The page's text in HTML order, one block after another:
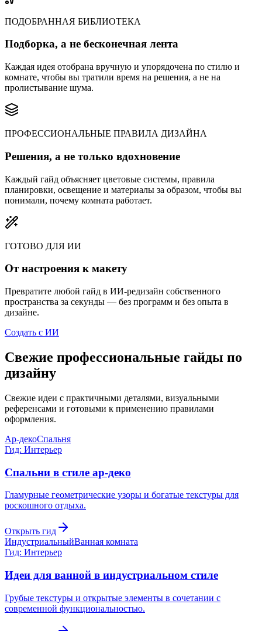
ПОДОБРАННАЯ БИБЛИОТЕКА
Подборка, а не бесконечная лента
Каждая идея отобрана вручную и упорядочена по стилю и
комнате, чтобы вы тратили время на решения, а не на
пролистывание шума.
ПРОФЕССИОНАЛЬНЫЕ ПРАВИЛА ДИЗАЙНА
Решения, а не только вдохновение
Каждый гайд объясняет цветовые системы, правила
планировки, освещение и материалы за образом, чтобы вы
понимали, почему комната работает.
ГОТОВО ДЛЯ ИИ
От настроения к макету
Превратите любой гайд в ИИ-редизайн собственного
пространства за секунды — без программ и без опыта в
дизайне.
Создать с ИИ
Свежие профессиональные гайды по
дизайну
Свежие идеи с практичными деталями, визуальными
референсами и готовыми к применению правилами
оформления.
Ар-декоСпальня
Гид: Интерьер
Спальни в стиле ар-деко
Гламурные геометрические узоры и богатые текстуры для
роскошного отдыха.
Открыть гид
ИндустриальныйВанная комната
Гид: Интерьер
Идеи для ванной в индустриальном стиле
Грубые текстуры и открытые элементы в сочетании с
современной функциональностью.